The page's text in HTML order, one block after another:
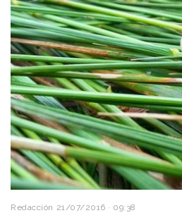
Redacción 21/07/2016 · 09:38